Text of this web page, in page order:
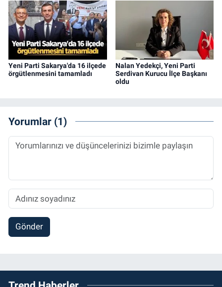
Yeni Parti Sakarya'da 16 ilçede
örgütlenmesini tamamladı
Nalan Yedekçi, Yeni Parti
Serdivan Kurucu İlçe Başkanı
oldu
Yorumlar (1)
Gönder